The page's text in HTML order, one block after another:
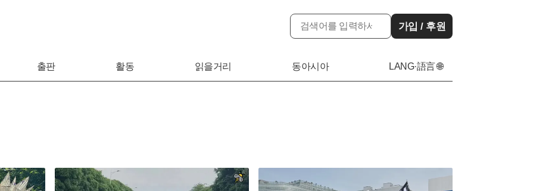
가입 / 후원
출판 활동 읽을거리 동아시아 LANG·語言 🌐